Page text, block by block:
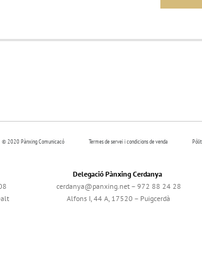
© 2020 Pànxing Comunicacó Termes de servei i condicions de venda
Delegació Pànxing Cerdanya
cerdanya@panxing.net – 972 88 24 28
Alfons I, 44 A, 17520 – Puigcerdà